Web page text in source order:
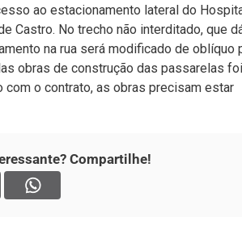
ao estacionamento lateral do
Castro. No trecho não interditado, que
na rua será modificado de oblíquo
obras de construção das passarelas foi
o contrato, as obras precisam estar
Compartilhe!